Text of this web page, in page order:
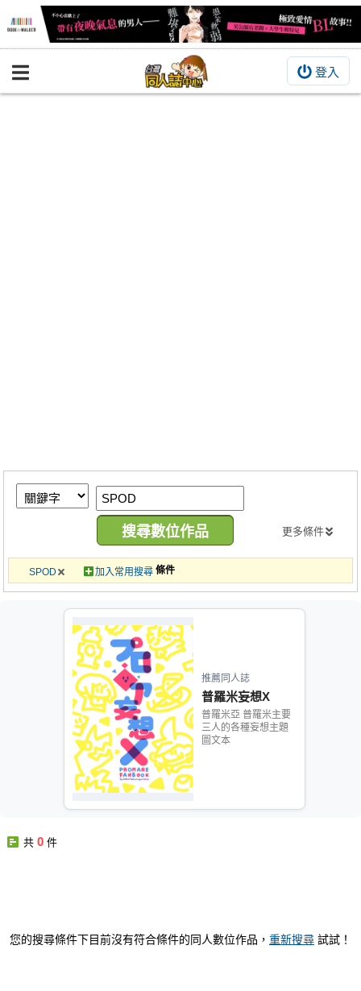
登入
BOOKY書集倉庫
繪圖藝廊
交流中心
攤位轉讓區
會員功能選單
會員中心
登入
更多條件
條件
SPOD 加入常用搜尋
推薦同人誌
普羅米妄想X
普羅米亞 普羅米主要
三人的各種妄想主題
圖文本
共0 件
您的搜尋條件下目前沒有符合條件的同人數位作品， 重新搜尋 試試！